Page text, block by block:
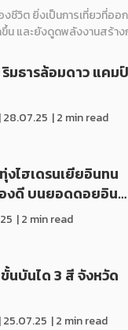
งชีวิต ยิ่งเป็นการเที่ยวที่อ
น และยังดูดพลังงานสร้าง
ริมธารล้อมดาว แคมป์
|28.07.25 | 2 min read
งไฮเดรนเยียอินทน
ดี บนยอดดอยอิน…
| 2 min read
นบันได 3 สี จังหวัด
|25.07.25 | 2 min read